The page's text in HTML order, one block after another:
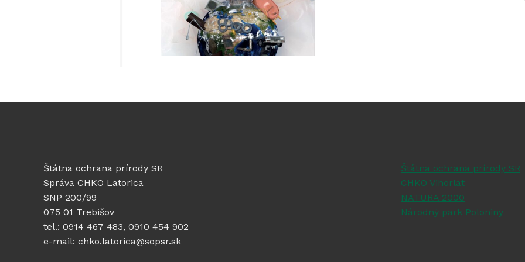
Štátna ochrana prírody SR
Správa CHKO Latorica
SNP 200/99
075 01 Trebišov
tel.: 0914 467 483, 0910 454 902
e-mail: chko.latorica@sopsr.sk
Štátna ochrana prírody SR
CHKO Vihorlat
NATURA 2000
Národný park Poloniny